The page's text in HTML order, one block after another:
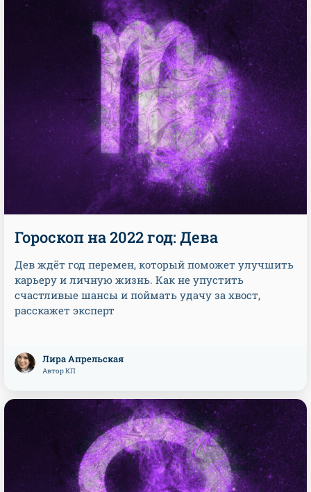
Гороскоп на 2022 год: Дева
Дев ждёт год перемен, который поможет улучшить
карьеру и личную жизнь. Как не упустить
счастливые шансы и поймать удачу за хвост,
расскажет эксперт
Лира Апрельская
Автор КП